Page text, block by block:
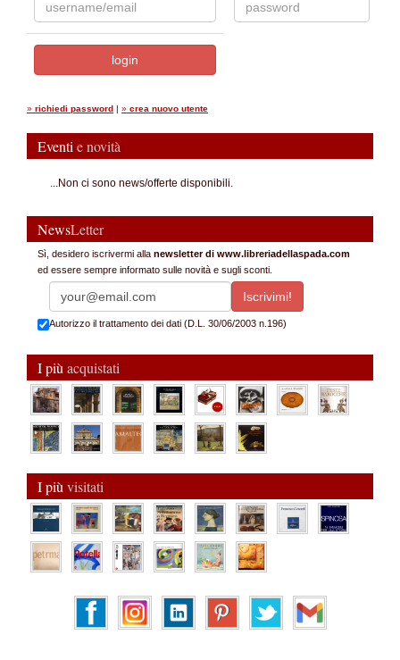
» richiedi password | » crea nuovo utente
Eventi e novità
...Non ci sono news/offerte disponibili.
NewsLetter
Sì, desidero iscrivermi alla newsletter di www.libreriadellaspada.com
ed essere sempre informato sulle novità e sugli sconti.
Autorizzo il trattamento dei dati (D.L. 30/06/2003 n.196)
I più acquistati
I più visitati